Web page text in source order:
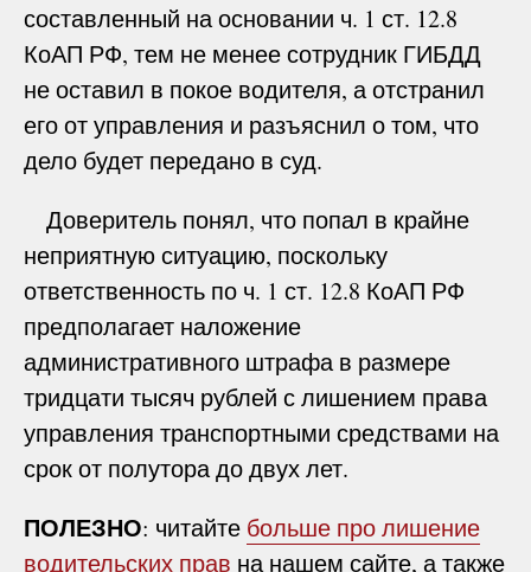
составленный на основании ч. 1 ст. 12.8
КоАП РФ, тем не менее сотрудник ГИБДД
не оставил в покое водителя, а отстранил
его от управления и разъяснил о том, что
дело будет передано в суд.
Доверитель понял, что попал в крайне
неприятную ситуацию, поскольку
ответственность по ч. 1 ст. 12.8 КоАП РФ
предполагает наложение
административного штрафа в размере
тридцати тысяч рублей с лишением права
управления транспортными средствами на
срок от полутора до двух лет.
ПОЛЕЗНО: читайте больше про лишение
водительских прав на нашем сайте, а также